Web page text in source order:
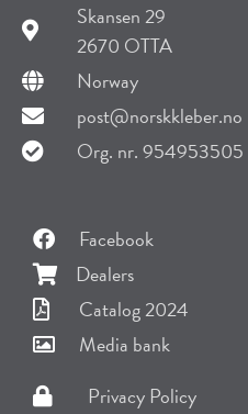
Skansen 29
2670 OTTA
Norway
post@norskkleber.no
Org. nr. 954953505
Facebook
Dealers
Catalog 2024
Media bank
Privacy Policy